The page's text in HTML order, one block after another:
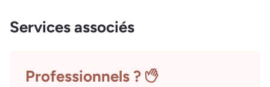
Services associés
Professionnels ?